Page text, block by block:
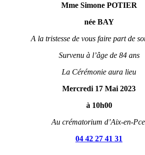
Mme Simone POTIER
née BAY
A la tristesse de vous faire part de
Survenu à l’âge de 84 ans
La Cérémonie aura lieu
Mercredi 17 Mai 2023
à 10h00
Au crématorium d’Aix-en-
04 42 27 41 31